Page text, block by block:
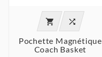
 
Pochette Magnétique
Coach Basket